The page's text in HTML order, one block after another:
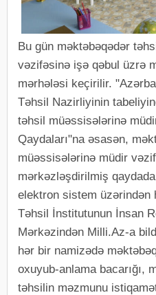
Bu gün məktəbəqədər
vəzifəsinə işə qəbul üzrə
mərhələsi keçirilir.
Təhsil Nazirliyinin
təhsil müəssisələrinə
Qaydaları"na əsasən,
müəssisələrinə müdir
mərkəzləşdirilmiş
elektron sistem üzərindən
Təhsil İnstitutunun İnsan
Mərkəzindən Milli.Az-a
hər bir namizədə
oxuyub-anlama bacarığı,
təhsilin məzmunu